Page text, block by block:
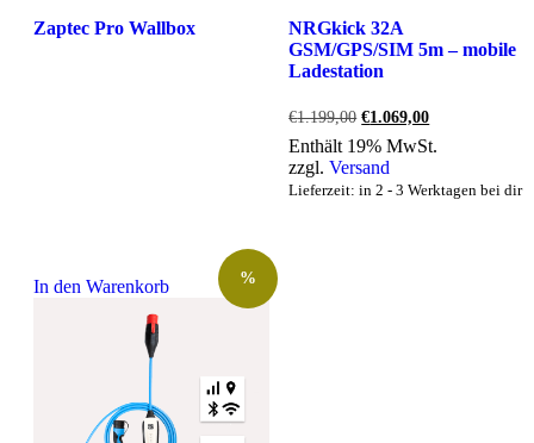
Zaptec Pro Wallbox
NRGkick 32A
GSM/GPS/SIM 5m – mobile
Ladestation
€1.199,00 Ursprünglicher
Preis
war:
€1.199,00
€1.069,00Aktueller
ist:
Enthält 19% MwSt.
zzgl.Versand
Lieferzeit: in 2 - 3 Werktagen bei dir
In den Warenkorb %